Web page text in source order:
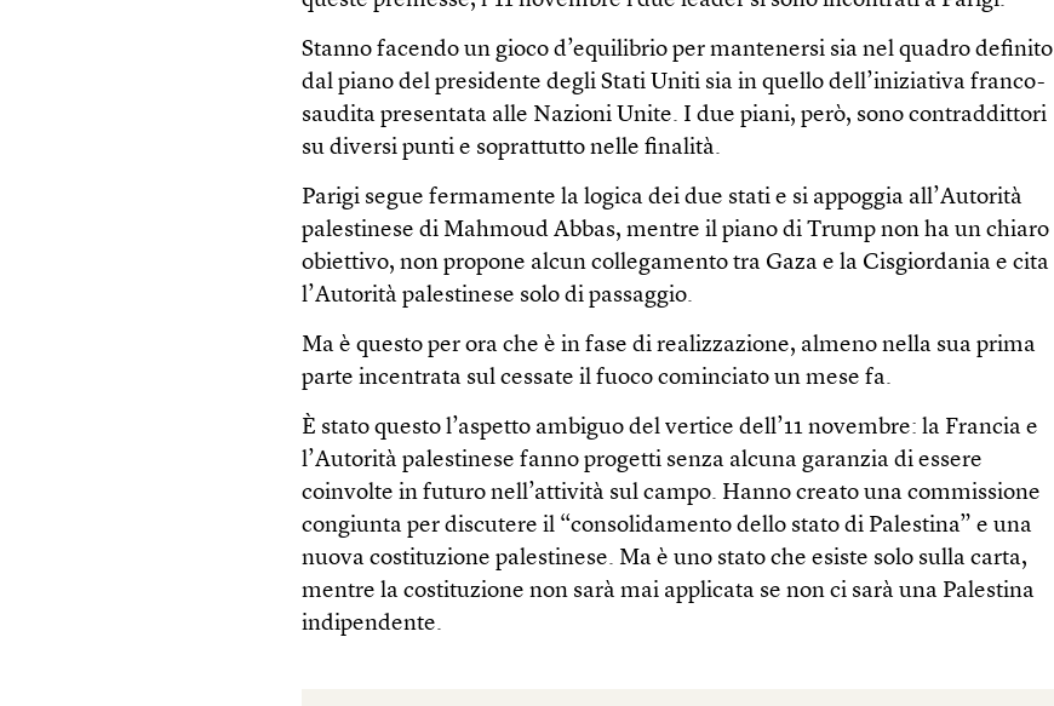
Stanno facendo un gioco d’equilibrio per mantenersi sia nel quadro definito
dal piano del presidente degli Stati Uniti sia in quello dell’iniziativa franco-
saudita presentata alle Nazioni Unite. I due piani, però, sono contraddittori
su diversi punti e soprattutto nelle finalità.
Parigi segue fermamente la logica dei due stati e si appoggia all’Autorità
palestinese di Mahmoud Abbas, mentre il piano di Trump non ha un chiaro
obiettivo, non propone alcun collegamento tra Gaza e la Cisgiordania e cita
l’Autorità palestinese solo di passaggio.
Ma è questo per ora che è in fase di realizzazione, almeno nella sua prima
parte incentrata sul cessate il fuoco cominciato un mese fa.
È stato questo l’aspetto ambiguo del vertice dell’11 novembre: la Francia e
l’Autorità palestinese fanno progetti senza alcuna garanzia di essere
coinvolte in futuro nell’attività sul campo. Hanno creato una commissione
congiunta per discutere il “consolidamento dello stato di Palestina” e una
nuova costituzione palestinese. Ma è uno stato che esiste solo sulla carta,
mentre la costituzione non sarà mai applicata se non ci sarà una Palestina
indipendente.